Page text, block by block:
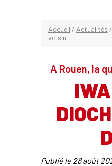
Accueil / Actualités /
voisin"
A Rouen, la
Publié le 28 août